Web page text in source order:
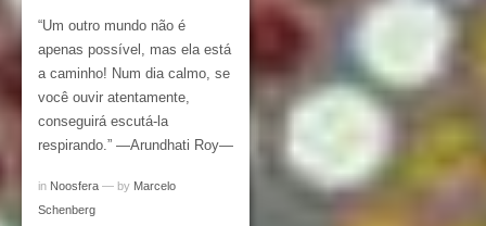
“Um outro mundo não é
apenas possível, mas ela está
a caminho! Num dia calmo, se
você ouvir atentamente,
conseguirá escutá-la
respirando.” —Arundhati Roy—
in Noosfera — by Marcelo
Schenberg